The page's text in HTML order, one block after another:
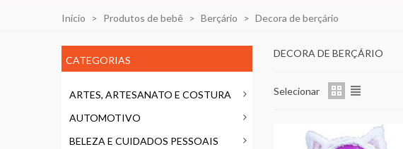
Início > Produtos de bebê > Berçário > Decora de berçário
CATEGORIAS
ARTES, ARTESANATO E COSTURA
AUTOMOTIVO
BELEZA E CUIDADOS PESSOAIS
DECORA DE BERÇÁRIO
Selecionar